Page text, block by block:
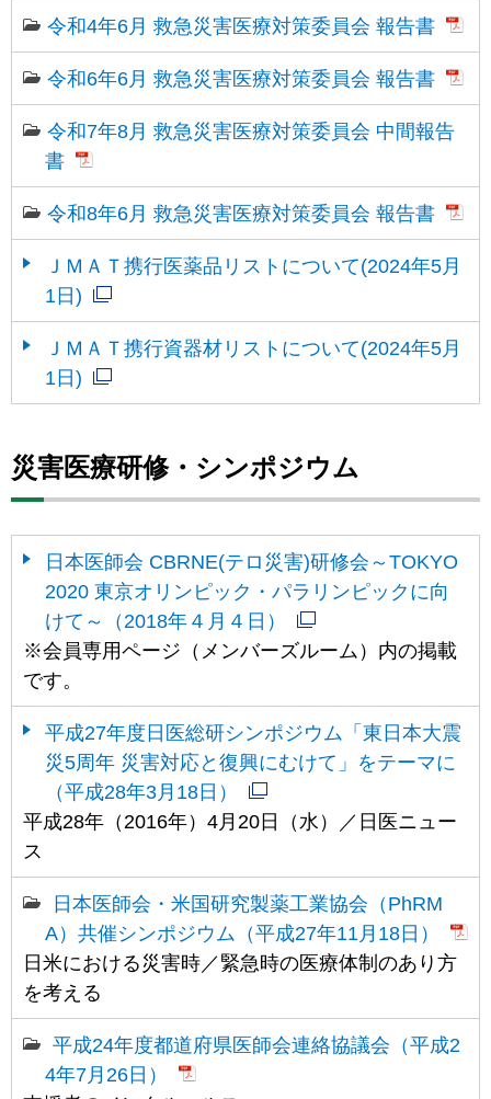
令和4年6月 救急災害医療対策委員会 報告書
令和6年6月 救急災害医療対策委員会 報告書
令和7年8月 救急災害医療対策委員会 中間報告
書
令和8年6月 救急災害医療対策委員会 報告書
ＪＭＡＴ携行医薬品リストについて(2024年5月
1日)
ＪＭＡＴ携行資器材リストについて(2024年5月
1日)
災害医療研修・シンポジウム
日本医師会 CBRNE(テロ災害)研修会～TOKYO
2020 東京オリンピック・パラリンピックに向
けて～（2018年４月４日）
※会員専用ページ（メンバーズルーム）内の掲載
です。
平成27年度日医総研シンポジウム「東日本大震
災5周年 災害対応と復興にむけて」をテーマに
（平成28年3月18日）
平成28年（2016年）4月20日（水）／日医ニュー
ス
日本医師会・米国研究製薬工業協会（PhRM
A）共催シンポジウム（平成27年11月18日）
日米における災害時／緊急時の医療体制のあり方
を考える
平成24年度都道府県医師会連絡協議会（平成2
4年7月26日）